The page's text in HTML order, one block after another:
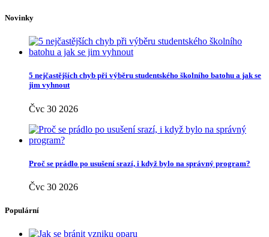
Novinky
5 nejčastějších chyb při výběru studentského školního batohu a jak se
jim vyhnout
Čvc 30 2026
Proč se prádlo po usušení srazí, i když bylo na správný program?
Čvc 30 2026
Populární